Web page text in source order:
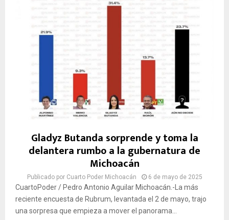
Gladyz Butanda sorprende y toma la
delantera rumbo a la gubernatura de
Michoacán
Publicado por Cuarto Poder Michoacán 6 de mayo de 2025
CuartoPoder / Pedro Antonio Aguilar Michoacán.-La más
reciente encuesta de Rubrum, levantada el 2 de mayo, trajo
una sorpresa que empieza a mover el panorama...